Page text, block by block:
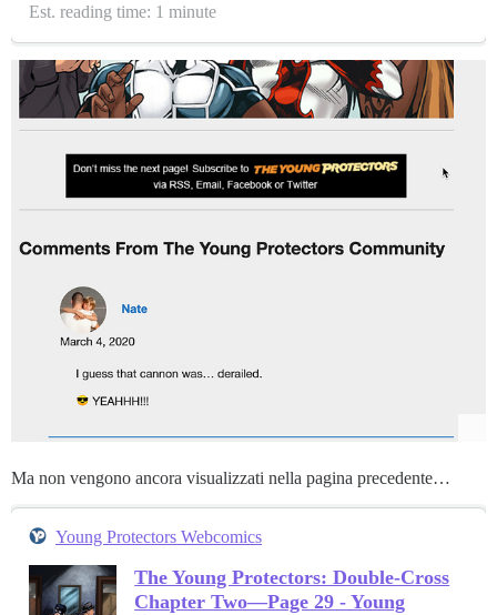
Est. reading time: 1 minute
Ma non vengono ancora visualizzati nella pagina precedente…
Young Protectors Webcomics
The Young Protectors: Double-Cross
Chapter Two—Page 29 - Young